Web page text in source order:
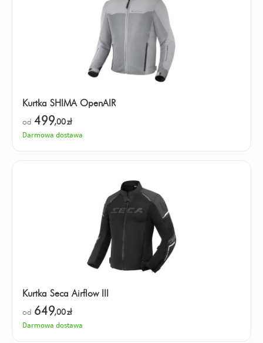
Kurtka SHIMA OpenAIR
od 499,00zł
Darmowa dostawa
Kurtka Seca Airflow III
od 649,00zł
Darmowa dostawa